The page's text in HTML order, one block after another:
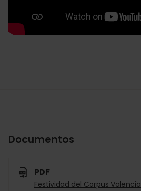
Documentos
PDF
Festividad del Corpus Valencia